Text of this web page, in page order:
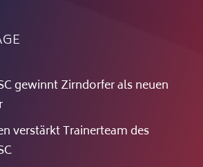
gewinnt Zirndorfer als neuen
verstärkt Trainerteam des